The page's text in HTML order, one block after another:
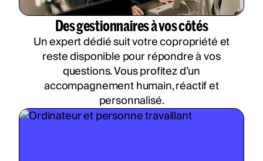
Des gestionnaires à vos côtés
Un expert dédié suit votre copropriété et
reste disponible pour répondre à vos
questions. Vous profitez d’un
accompagnement humain, réactif et
personnalisé.